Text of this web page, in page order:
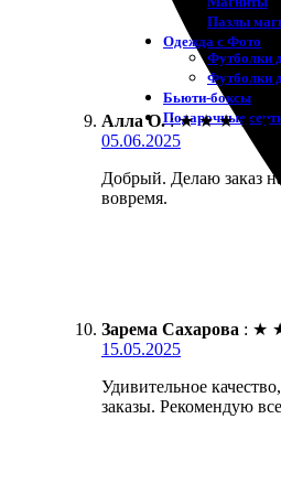
Пазлы
Одежда с Фото
Футболки
Футболки
Бьюти-боксы
Подарочные
Алла О. : ★ ★ ★ ★ ★
05.06.2025
Добрый. Делаю заказ
вовремя.
Зарема Сахарова : ★
15.05.2025
Удивительное
заказы. Рекомендую